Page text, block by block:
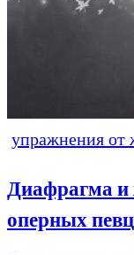
упражнения от
Диафрагма и
оперных